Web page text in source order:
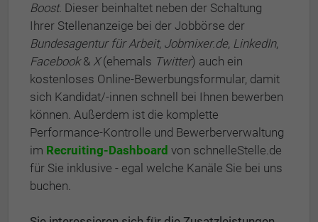
Boost. Dieser beinhaltet neben der Schaltung
Ihrer Stellenanzeige bei der Jobbörse der
Bundesagentur für Arbeit, Jobmixer.de, LinkedIn,
Facebook& X(ehemals Twitter) auch ein
kostenloses Online-Bewerbungsformular, damit
sich Kandidat/-innen schnell bei Ihnen bewerben
können. Außerdem ist die komplette
Performance-Kontrolle und Bewerberverwaltung
im Recruiting-Dashboard von schnelleStelle.de
für Sie inklusive - egal welche Kanäle Sie bei uns
buchen.